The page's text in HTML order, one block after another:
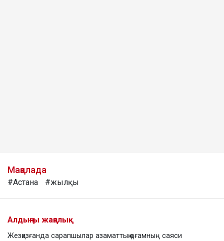
Мақалада
#Астана #жылқы
Алдыңғы жаңалық
Жезқазғанда сарапшылар азаматтық қоғамның саяси